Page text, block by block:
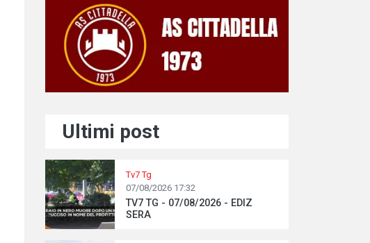
Ultimi post
Tv7 Tg
07/08/2026 17:32
TV7 TG - 07/08/2026 - EDIZ
SERA